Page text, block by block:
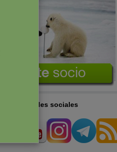
en las redes sociales